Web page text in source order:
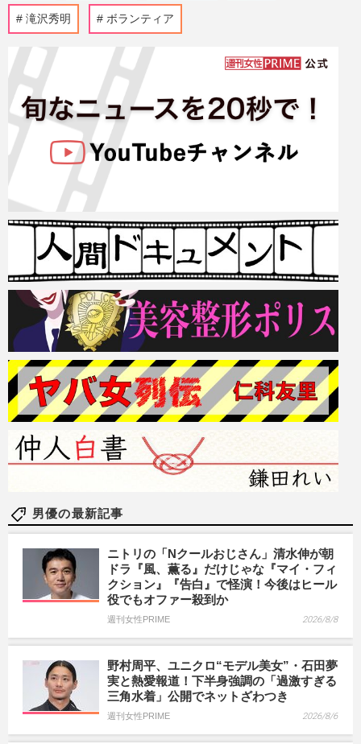
滝沢秀明 ボランティア
男優の最新記事
ニトリの「Nクールおじさん」清水伸が朝
ドラ『風、薫る』だけじゃな『マイ・フィ
クション』『告白』で怪演！今後はヒール
役でもオファー殺到か
週刊女性PRIME 2026/8/8
野村周平、ユニクロ“モデル美女”・石田夢
実と熱愛報道！下半身強調の「過激すぎる
三角水着」公開でネットざわつき
週刊女性PRIME 2026/8/6